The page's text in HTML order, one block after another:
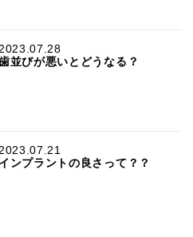
2023.07.28
並びが悪いとどうなる？
2023.07.21
インプラントの良さって？？